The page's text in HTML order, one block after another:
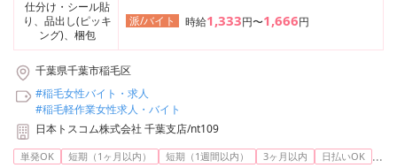
仕分け・シール貼
り、品出し(ピッキ
ング)、梱包
派/バイト 時給1,333円〜1,666円
千葉県千葉市稲毛区
#稲毛女性バイト・求人
#稲毛軽作業女性求人・バイト
日本トスコム株式会社 千葉支店/nt109
単発OK 短期（1ヶ月以内） 短期（1週間以内） 3ヶ月以内 日払いOK ...